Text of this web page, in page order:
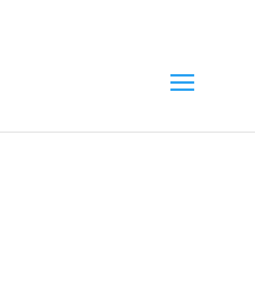
FUSIONREV4